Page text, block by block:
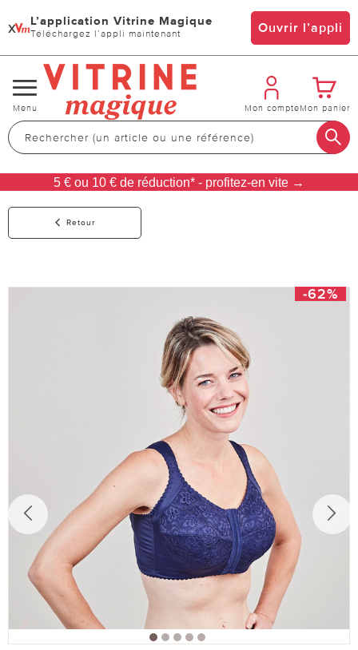
x L’application Vitrine Magique
Téléchargez l’appli maintenant Ouvrir l’appli
Changer
de
navigation
Menu Mon compteMon panier
5 € ou 10 € de réduction* - profitez-en vite →
Retour
-62%